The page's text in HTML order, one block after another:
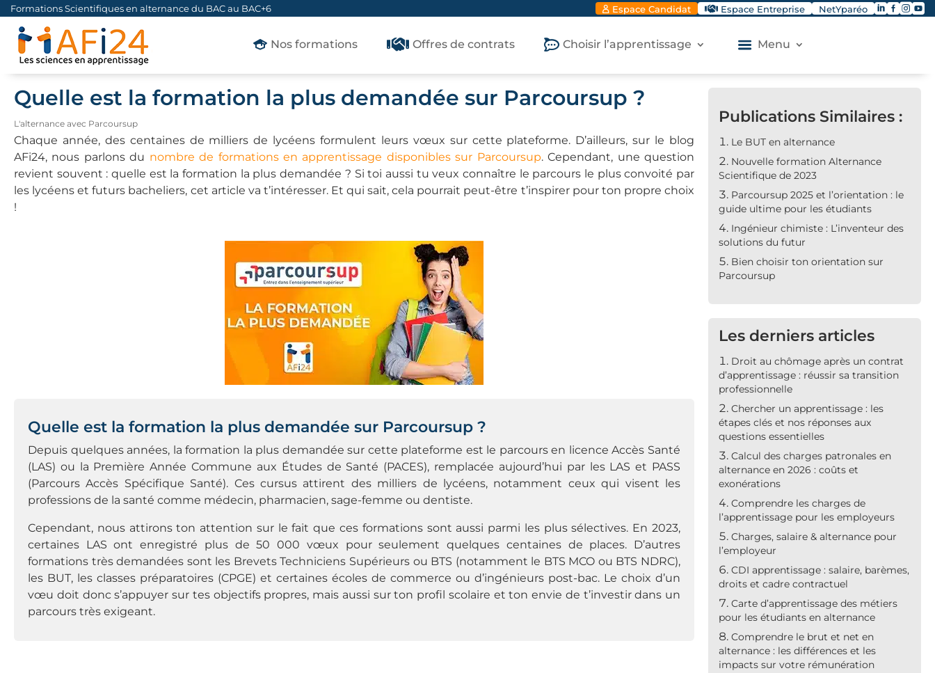
Formations Scientifiques en alternance du BAC au BAC+6 Espace Candidat Espace Entreprise NetYparéo 
Nos formations Offres de contrats Choisir l’apprentissage Menu
Quelle est la formation la plus demandée sur Parcoursup ?
L'alternance avec Parcoursup
Chaque année, des centaines de milliers de lycéens formulent leurs vœux sur cette plateforme. D’ailleurs, sur le blog
AFi24, nous parlons du nombre de formations en apprentissage disponibles sur Parcoursup. Cependant, une question
revient souvent : quelle est la formation la plus demandée ? Si toi aussi tu veux connaître le parcours le plus convoité par
les lycéens et futurs bacheliers, cet article va t’intéresser. Et qui sait, cela pourrait peut-être t’inspirer pour ton propre choix
!
Quelle est la formation la plus demandée sur Parcoursup ?
Depuis quelques années, la formation la plus demandée sur cette plateforme est le parcours en licence Accès Santé
(LAS) ou la Première Année Commune aux Études de Santé (PACES), remplacée aujourd’hui par les LAS et PASS
(Parcours Accès Spécifique Santé). Ces cursus attirent des milliers de lycéens, notamment ceux qui visent les
professions de la santé comme médecin, pharmacien, sage-femme ou dentiste.
Cependant, nous attirons ton attention sur le fait que ces formations sont aussi parmi les plus sélectives. En 2023,
certaines LAS ont enregistré plus de 50 000 vœux pour seulement quelques centaines de places. D’autres
formations très demandées sont les Brevets Techniciens Supérieurs ou BTS (notamment le BTS MCO ou BTS NDRC),
les BUT, les classes préparatoires (CPGE) et certaines écoles de commerce ou d’ingénieurs post-bac. Le choix d’un
vœu doit donc s’appuyer sur tes objectifs propres, mais aussi sur ton profil scolaire et ton envie de t’investir dans un
parcours très exigeant.
Publications Similaires :
Le BUT en alternance
Nouvelle formation Alternance
Scientifique de 2023
Parcoursup 2025 et l’orientation : le
guide ultime pour les étudiants
Ingénieur chimiste : L’inventeur des
solutions du futur
Bien choisir ton orientation sur
Parcoursup
Les derniers articles
Droit au chômage après un contrat
d’apprentissage : réussir sa transition
professionnelle
Chercher un apprentissage : les
étapes clés et nos réponses aux
questions essentielles
Calcul des charges patronales en
alternance en 2026 : coûts et
exonérations
Comprendre les charges de
l’apprentissage pour les employeurs
Charges, salaire & alternance pour
l’employeur
CDI apprentissage : salaire, barèmes,
droits et cadre contractuel
Carte d’apprentissage des métiers
pour les étudiants en alternance
Comprendre le brut et net en
alternance : les différences et les
impacts sur votre rémunération